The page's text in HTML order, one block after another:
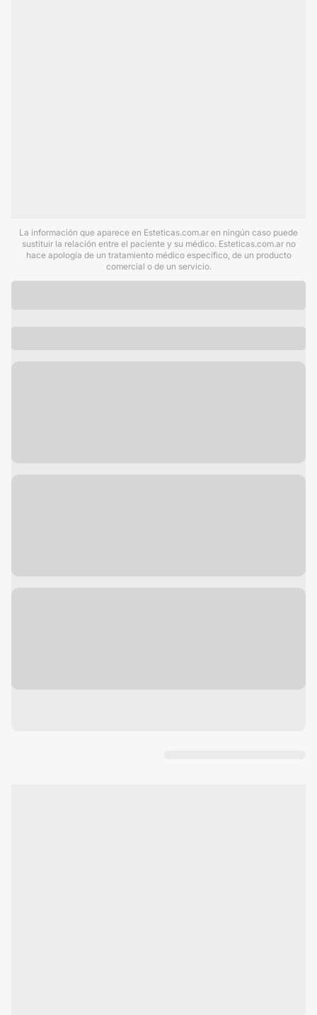
La información que aparece en Esteticas.com.ar en ningún caso puede
sustituir la relación entre el paciente y su médico. Esteticas.com.ar no
hace apología de un tratamiento médico específico, de un producto
comercial o de un servicio.